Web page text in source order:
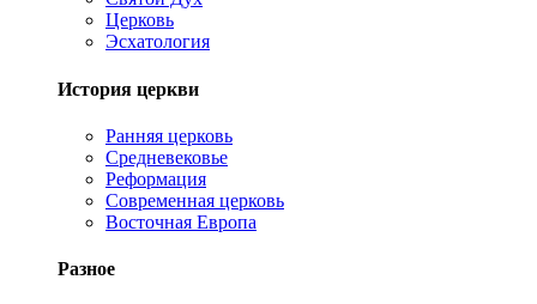
Церковь
Эсхатология
История церкви
Ранняя церковь
Средневековье
Реформация
Современная церковь
Восточная Европа
Разное